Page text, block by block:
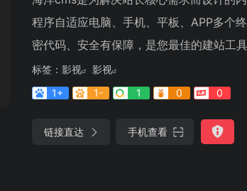
程序自适应电脑、手机、平板、APP多个
密代码、安全有保障，是您最佳的建站工具
标签： 影视
影视
1+
1- 1 0 0
链接直达 手机查看